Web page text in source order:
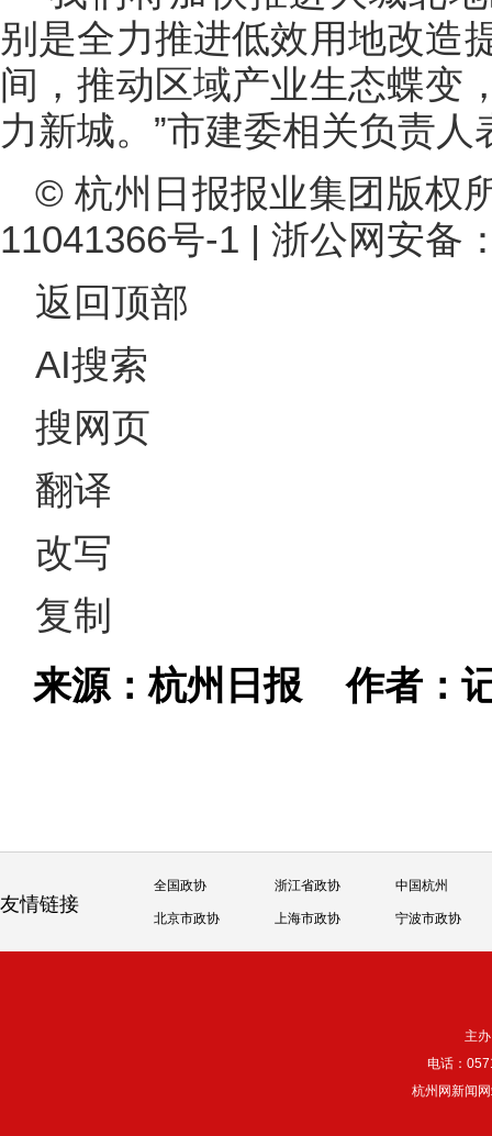
别是全力推进低效用地改造
间，推动区域产业生态蝶变
力新城。”市建委相关负责人
© 杭州日报报业集团版权
11041366号-1 | 浙公网安备
返回顶部
AI搜索
搜网页
翻译
改写
复制
来源：杭州日报作者：
友情链接
全国政协 浙江省政协 中国杭州
北京市政协 上海市政协 宁波市政协
主
电话：
杭州网新闻